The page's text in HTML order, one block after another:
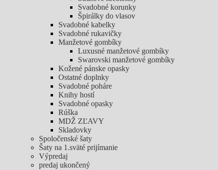
Svadobné korunky
Špirálky do vlasov
Svadobné kabelky
Svadobné rukavičky
Manžetové gombíky
Luxusné manžetové gombíky
Swarovski manžetové gombíky
Kožené pánske opasky
Ostatné doplnky
Svadobné poháre
Knihy hostí
Svadobné opasky
Rúška
MDŽ ZĽAVY
Skladovky
Spoločenské šaty
Šaty na 1.sväté prijímanie
Výpredaj
predaj ukončený